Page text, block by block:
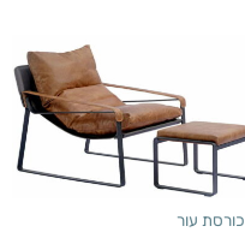
כורסת עור